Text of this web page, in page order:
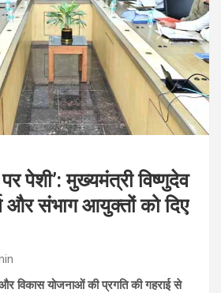
पेशी’: मुख्यमंत्री विष्णुदेव
और संभाग आयुक्तों को दिए
विकास योजनाओं की प्रगति की गहराई से